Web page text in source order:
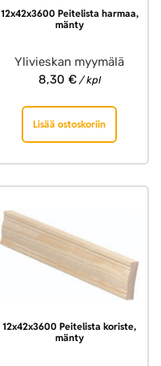
12x42x3600 Peitelista harmaa,
mänty
Ylivieskan myymälä
8,30 €/ kpl
Lisää ostoskoriin
12x42x3600 Peitelista koriste,
mänty